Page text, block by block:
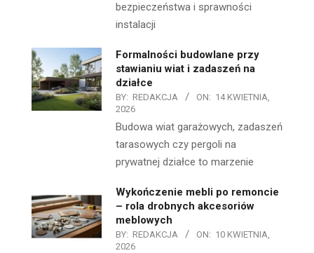
bezpieczeństwa i sprawności
instalacji
Formalności budowlane przy
stawianiu wiat i zadaszeń na
działce
BY: REDAKCJA ON: 14 KWIETNIA,
2026
Budowa wiat garażowych, zadaszeń
tarasowych czy pergoli na
prywatnej działce to marzenie
Wykończenie mebli po remoncie
– rola drobnych akcesoriów
meblowych
BY: REDAKCJA ON: 10 KWIETNIA,
2026